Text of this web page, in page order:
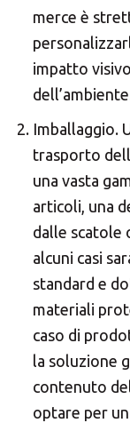
merce è
impatto
Imballaggio.
trasporto
una vasta
articoli, una
dalle scatole
alcuni casi
standard e
materiali
caso di
la soluzione
contenuto
optare per